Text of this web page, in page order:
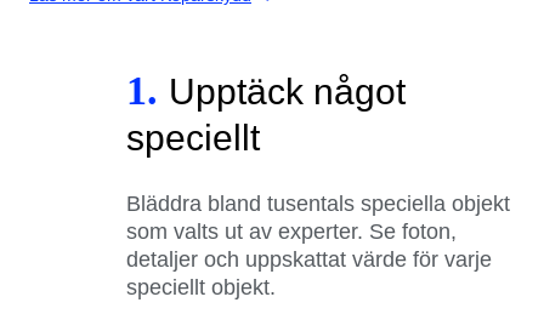
1. Upptäck något
speciellt
Bläddra bland tusentals speciella objekt
som valts ut av experter. Se foton,
detaljer och uppskattat värde för varje
speciellt objekt.